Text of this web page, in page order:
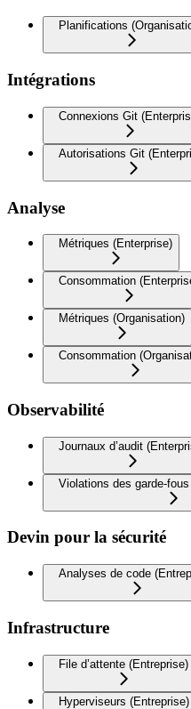
Planifications
Intégrations
Connexions Git
Autorisations Git
Analyse
Métriques (Enterprise)
Consommation
Métriques (Organisation)
Consommation
Observabilité
Journaux d’audit
Violations des garde-
Devin pour la sécurité
Analyses de code
Infrastructure
File d’attente (Entreprise)
Hyperviseurs (Entreprise)